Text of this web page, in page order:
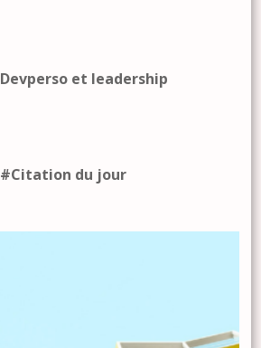
Devperso et leadership
#Citation du jour